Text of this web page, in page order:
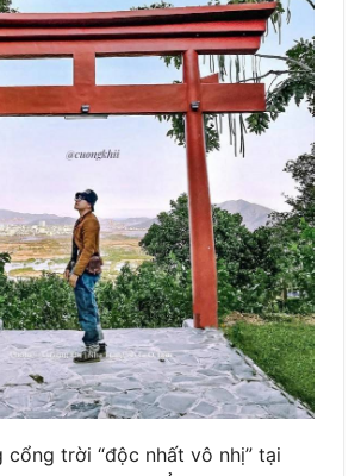
cổng trời “độc nhất vô nhị” tại